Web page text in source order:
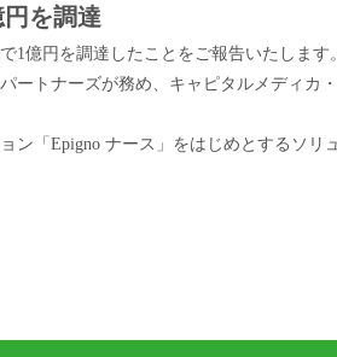
を調達
億円を調達したことをご報告いたします。
ートナーズが務め、キャピタルメディ
「Epigno ナース」をはじめとするソ